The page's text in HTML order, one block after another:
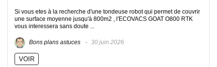
Si vous etes à la recherche d'une tondeuse robot qui permet de couvrir
une surface moyenne jusqu'à 800m2 , l'ECOVACS GOAT O800 RTK
vous interessera sans doute ...
Bons plans astuces 30 juin 2026
VOIR